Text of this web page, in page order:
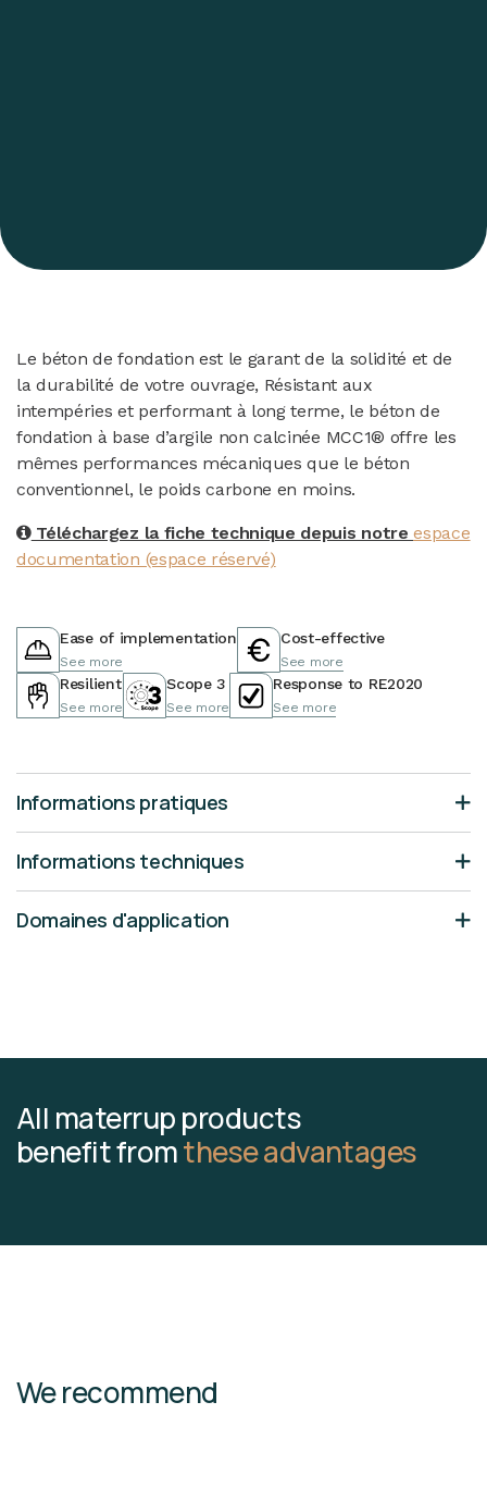
Le béton de fondation est le garant de la solidité et de
la durabilité de votre ouvrage, Résistant aux
intempéries et performant à long terme, le béton de
fondation à base d’argile non calcinée MCC1® offre les
mêmes performances mécaniques que le béton
conventionnel, le poids carbone en moins.
Téléchargez la fiche technique depuis notreespace
documentation (espace réservé)
Ease of implementation
See more
Cost-effective
See more
Resilient
See more
Scope 3
See more
Response to RE2020
See more
Informations pratiques
Informations techniques
Domaines d'application
All materrup products
benefit fromthese advantages
We recommend